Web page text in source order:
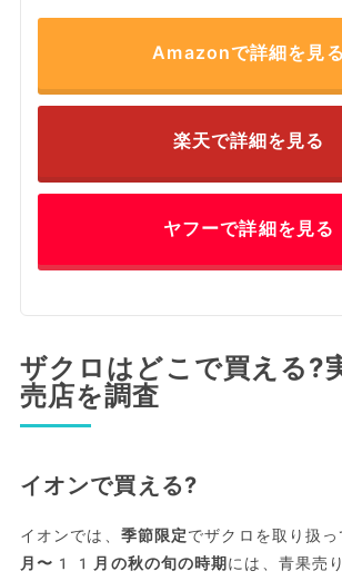
Amazonで詳細を見る
楽天で詳細を見る
ヤフーで詳細を見る
ザクロはどこで買える?
売店を調査
イオンで買える?
イオンでは、 季節限定でザクロを取り扱
月〜11月の秋の旬の時期 には、青果売